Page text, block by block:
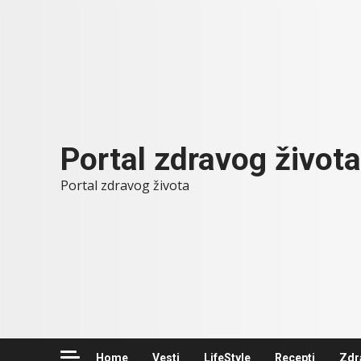
Portal zdravog života
Portal zdravog života
Home Vesti LifeStyle Recepti